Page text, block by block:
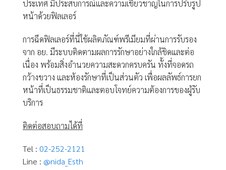
ประเทศ มีประสบการณ์และความเชี่ยวชาญในการปรับรูป
หน้าด้วยฟิลเลอร์
การฉีดฟิลเลอร์ที่นี่ใช้ผลิตภัณฑ์พรีเมียมที่ผ่านการรับรอง
จาก อย. มีระบบติดตามผลการรักษาอย่างใกล้ชิดและต่อ
เนื่อง พร้อมสิ่งอำนวยความสะดวกครบครัน ทั้งที่จอดรถ
กว้างขวาง และห้องรักษาที่เป็นส่วนตัว เพื่อผลลัพธ์การยก
หน้าที่เป็นธรรมชาติและตอบโจทย์ความต้องการของผู้รับ
บริการ
ติดต่อสอบถามได้ที่
Tel : 02-252-2121
Line : @nida_Esth